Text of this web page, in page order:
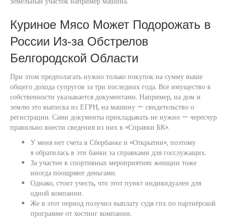
Куриное Мясо Может Подорожать в
России Из-за Обстрелов
Белгородской Области
При этом предполагать нужно только покупок на сумму выше
общего дохода супругов за три последних года. Все имущество в
собственности указывается документами. Например, на дом и
землю это выписка из ЕГРН, на машину — свидетельство о
регистрации. Сами документы прикладывать не нужно — чересчур
правильно внести сведения из них в «Справки БК».
У меня нет счета в Сбербанке и «Открытии», поэтому
я обратилась в эти банки за справками для госслужащих.
За участие в спортивных мероприятиях женщин тоже
иногда поощряют деньгами.
Однако, стоит учесть, что этот пункт индивидуален для
одной компании.
Же в этот период получил выплату судя гпх по партнёрской
программе от хостинг компании.